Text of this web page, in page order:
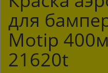
для
Motip
21620t